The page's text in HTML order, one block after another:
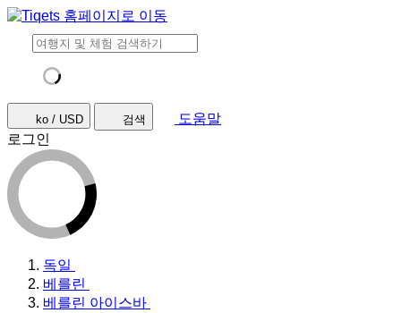
ko / USD 검색
도움말
로그인
독일
베를린
베를린 아이스바